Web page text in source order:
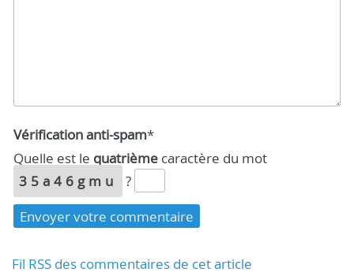
Vérification anti-spam*
Quelle est le quatrième caractère du mot
35a46gmu
?
Fil RSS des commentaires de cet article